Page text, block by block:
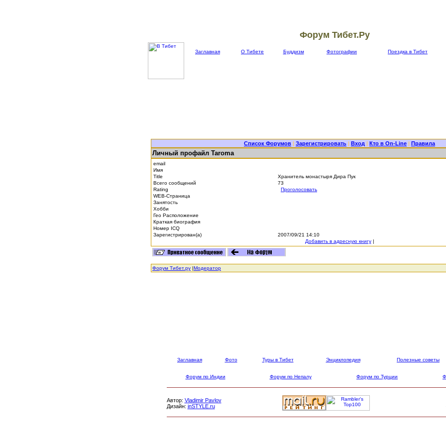
Форум Тибет.Ру
Заглавная О Тибете Буддизм Фотографии Поездка в Тибет
Список Форумов | Зарегистрировать | Вход | Кто в On-Line | Правила
Личный профайл Taroma
email
Имя
Title
Хранитель монастыря Дира Пук
Всего сообщений
73
Rating
Проголосовать
WEB-Страница
Занятость
Хобби
Гео Расположение
Краткая биография
Номер ICQ
Зарегистрирован(а)
2007/09/21 14:10
Добавить в адресную книгу|
Форум Тибет.ру |Модератор
Заглавная Фото Туры в Тибет Энциклопедия Полезные советы
Форум по Индии Форум по Непалу Форум по Турции
Автор: Vladimir Pavlov
Дизайн: inSTYLE.ru